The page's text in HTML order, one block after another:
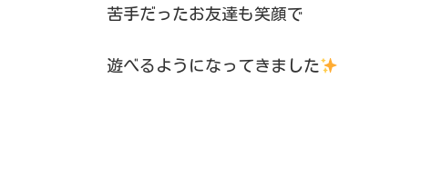
苦手だったお友達も笑顔で
遊べるようになってきました